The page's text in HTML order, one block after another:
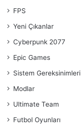
FPS
Yeni Çıkanlar
Cyberpunk 2077
Epic Games
Sistem Gereksinimleri
Modlar
Ultimate Team
Futbol Oyunları